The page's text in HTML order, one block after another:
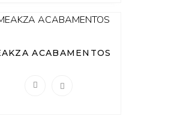
ACABAMENTOS